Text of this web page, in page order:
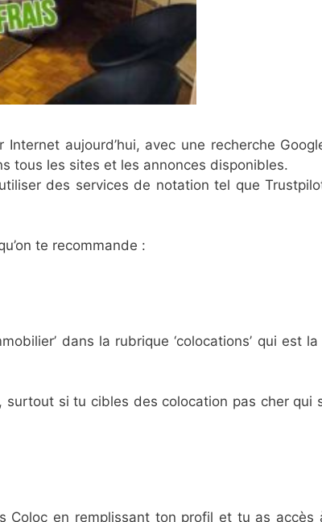
aujourd’hui, avec une recherche
tous les sites et les annonces disponibles.
des services de notation tel que
te recommande :
dans la rubrique ‘colocations’ qui est
si tu cibles des colocation pas cher qui
en remplissant ton profil et tu as accès